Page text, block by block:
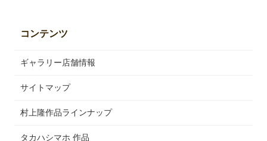
コンテンツ
ギャラリー店舗情報
サイトマップ
村上隆作品ラインナップ
タカハシマホ 作品